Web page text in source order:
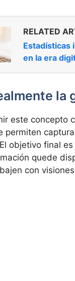
RELATED
Estadísticas
en la era
la
este concepto
permiten
objetivo final
quede
con